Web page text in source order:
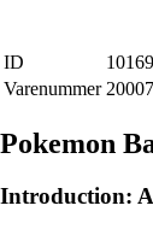
ID
Varenummer
Pokemon
Introduction: